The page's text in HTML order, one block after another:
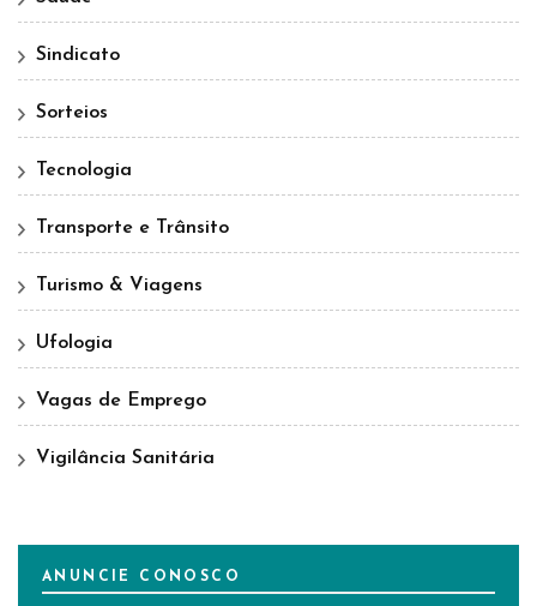
Sindicato
Sorteios
Tecnologia
Transporte e Trânsito
Turismo & Viagens
Ufologia
Vagas de Emprego
Vigilância Sanitária
ANUNCIE CONOSCO